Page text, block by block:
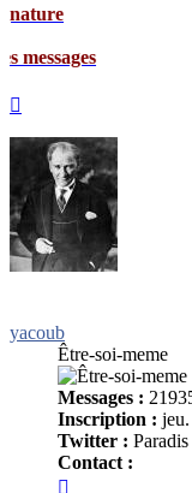
yacoub
Être-soi-meme
Messages :
Inscription :
Twitter :
Contact :